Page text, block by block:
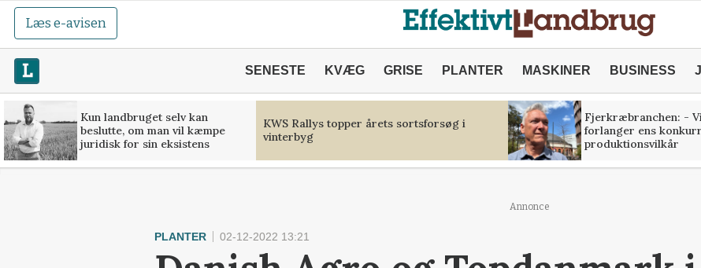
Læs e-avisen
SENESTE KVÆG GRISE PLANTER MASKINER BUSINESS
Kun landbruget selv kan
beslutte, om man vil kæmpe
juridisk for sin eksistens
KWS Rallys topper årets sortsforsøg i
vinterbyg
Fjerkræbranchen: - Vi
forlanger ens
produktionsvilkår
Annonce
PLANTER 02-12-2022 13:21